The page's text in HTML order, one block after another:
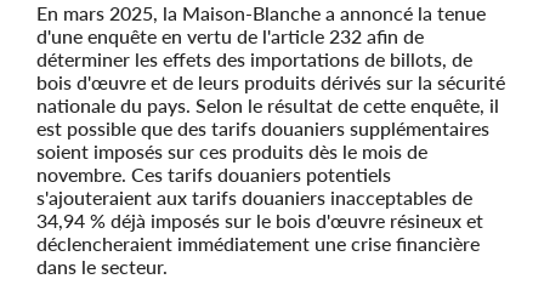
En mars 2025, la Maison-Blanche a annoncé la tenue
d'une enquête en vertu de l'article 232 afin de
déterminer les effets des importations de billots, de
bois d'œuvre et de leurs produits dérivés sur la sécurité
nationale du pays. Selon le résultat de cette enquête, il
est possible que des tarifs douaniers supplémentaires
soient imposés sur ces produits dès le mois de
novembre. Ces tarifs douaniers potentiels
s'ajouteraient aux tarifs douaniers inacceptables de
34,94 % déjà imposés sur le bois d'œuvre résineux et
déclencheraient immédiatement une crise financière
dans le secteur.